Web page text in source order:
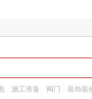
施工准备 阀门
装饰装